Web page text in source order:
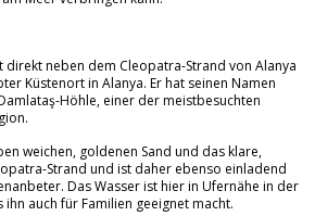
direkt neben dem Cleopatra-Strand von Alanya
Küstenort in Alanya. Er hat seinen Namen
Höhle, einer der meistbesuchten
weichen, goldenen Sand und das klare,
Strand und ist daher ebenso einladend
Das Wasser ist hier in Ufernähe in der
ihn auch für Familien geeignet macht.